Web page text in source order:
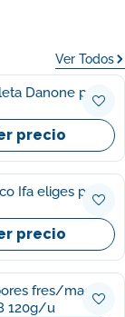
Ver Todos
Danone p4
precio
Ifa eliges p4
precio
fres/mace
120g/u